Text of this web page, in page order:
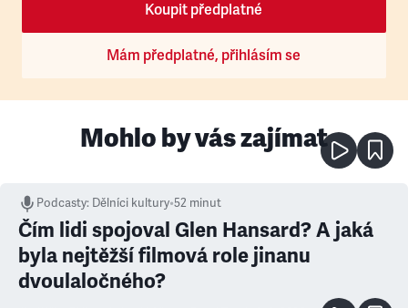
Koupit předplatné
Mám předplatné, přihlásím se
Mohlo by vás zajímat
Podcasty: Dělníci kultury•52 minut
Čím lidi spojoval Glen Hansard? A jaká
byla nejtěžší filmová role jinanu
dvoulaločného?